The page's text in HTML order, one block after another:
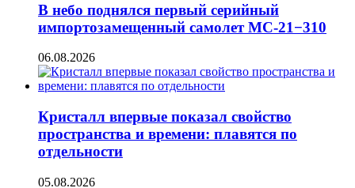
В небо поднялся первый серийный
импортозамещенный самолет МС-21−310
06.08.2026
Кристалл впервые показал свойство
пространства и времени: плавятся по
отдельности
05.08.2026